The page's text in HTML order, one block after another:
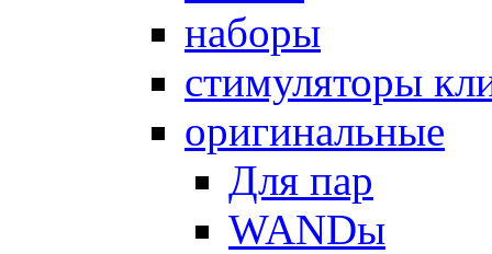
наборы
стимуляторы
оригинальные
Для пар
WANDы